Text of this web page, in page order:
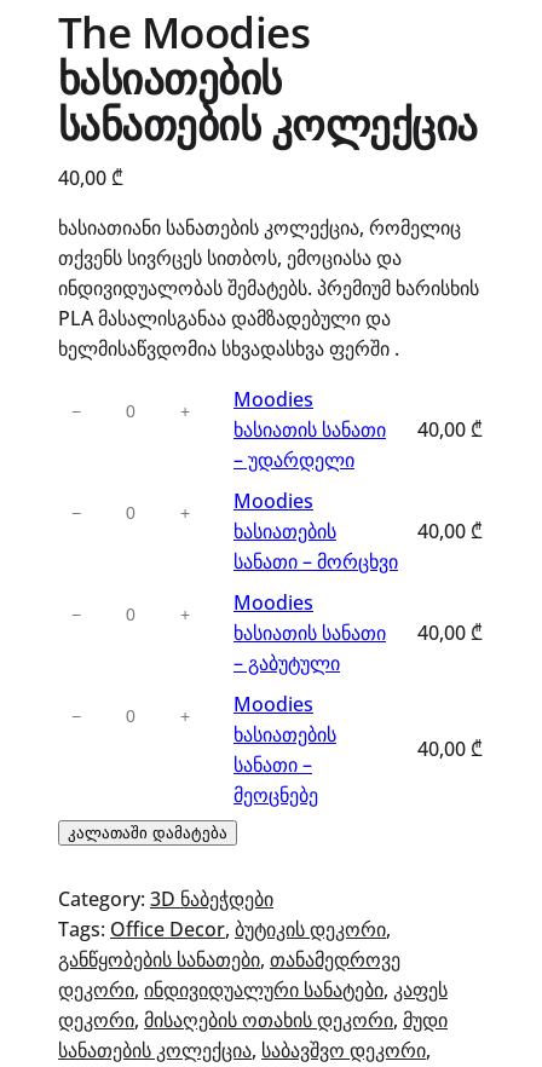
The Moodies
ხასიათების
სანათების კოლექცია
40,00₾
ხასიათიანი სანათების კოლექცია, რომელიც
თქვენს სივრცეს სითბოს, ემოციასა და
ინდივიდუალობას შემატებს. პრემიუმ ხარისხის
PLA მასალისგანაა დამზადებული და
ხელმისაწვდომია სხვადასხვა ფერში .
− +
Moodies
ხასიათის სანათი
– უდარდელი
40,00₾
− +
Moodies
ხასიათების
სანათი – მორცხვი
40,00₾
− +
Moodies
ხასიათის სანათი
– გაბუტული
40,00₾
–
მეოცნებე
− +
Moodies
ხასიათების
სანათი –
მეოცნებე
40,00₾
კალათაში დამატება
Category: 3D ნაბეჭდები
Tags: Office Decor, ბუტიკის დეკორი
განწყობების სანათები, თანამედროვე
დეკორი, ინდივიდუალური სანატები, კაფეს
დეკორი, მისაღების ოთახის დეკორი, მუდი
სანათების კოლექცია, საბავშვო დეკორი